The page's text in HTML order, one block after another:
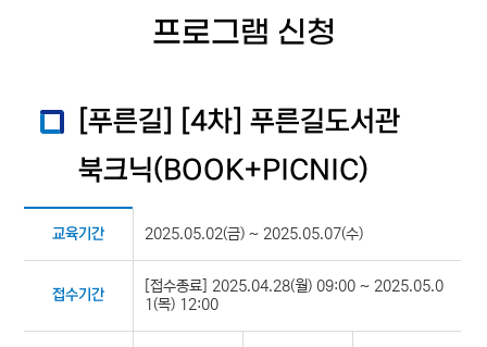
프로그램 신청
[푸른길] [4차] 푸른길도서관
북크닉(BOOK+PICNIC)
교육기간 2025.05.02(금) ~ 2025.05.07(수)
접수기간
[접수종료] 2025.04.28(월) 09:00 ~ 2025.05.0
1(목) 12:00